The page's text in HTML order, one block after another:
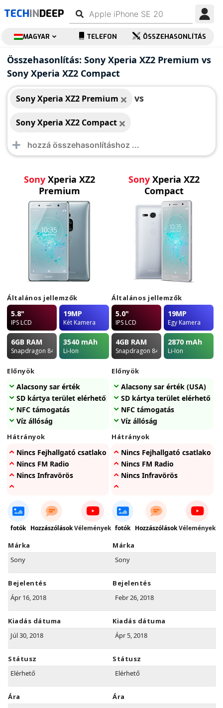
TECHINDEEP
MAGYAR TELEFON ÖSSZEHASONLÍTÁS
Összehasonlítás: Sony Xperia XZ2 Premium vs
Sony Xperia XZ2 Compact
Sony Xperia XZ2 Premium vs
Sony Xperia XZ2 Compact
Sony Xperia XZ2
Premium
Sony Xperia XZ2
Premium
Általános jellemzők
5.8"
IPS LCD
19MP
Két Kamera
6GB RAM
Snapdragon 845
3540 mAh
Li-Ion
Előnyök
Alacsony sar érték
SD kártya terület elérhetőség
NFC támogatás
Víz állóság
Hátrányok
Nincs Fejhallgató csatlakozó
Nincs FM Radio
Nincs Infravörös
fotók HozzászólásokVélemények
Márka
Sony
Bejelentés
Ápr 16, 2018
Kiadás dátuma
Júl 30, 2018
Státusz
Elérhető
Ára
Sony Xperia XZ2
Compact
Sony Xperia XZ2
Compact
Általános jellemzők
5.0"
IPS LCD
19MP
Egy Kamera
4GB RAM
Snapdragon 845
2870 mAh
Li-Ion
Előnyök
Alacsony sar érték (USA)
SD kártya terület elérhetőség
NFC támogatás
Víz állóság
Hátrányok
Nincs Fejhallgató csatlakozó
Nincs FM Radio
Nincs Infravörös
fotók HozzászólásokVélemények
Márka
Sony
Bejelentés
Febr 26, 2018
Kiadás dátuma
Ápr 5, 2018
Státusz
Elérhető
Ára